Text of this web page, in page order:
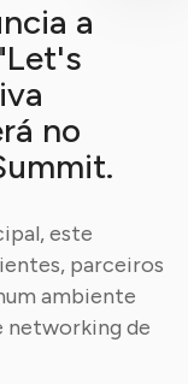
destinam-se a
site.Saiba mais.
a
no
este
parceiros
ambiente
networking de